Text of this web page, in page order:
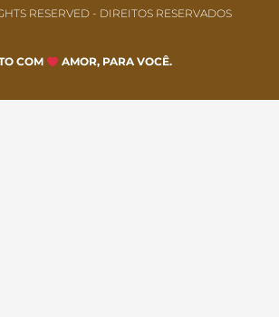
RESERVED​ - DIREITOS RESERVADOS
COM AMOR, PARA VOCÊ.